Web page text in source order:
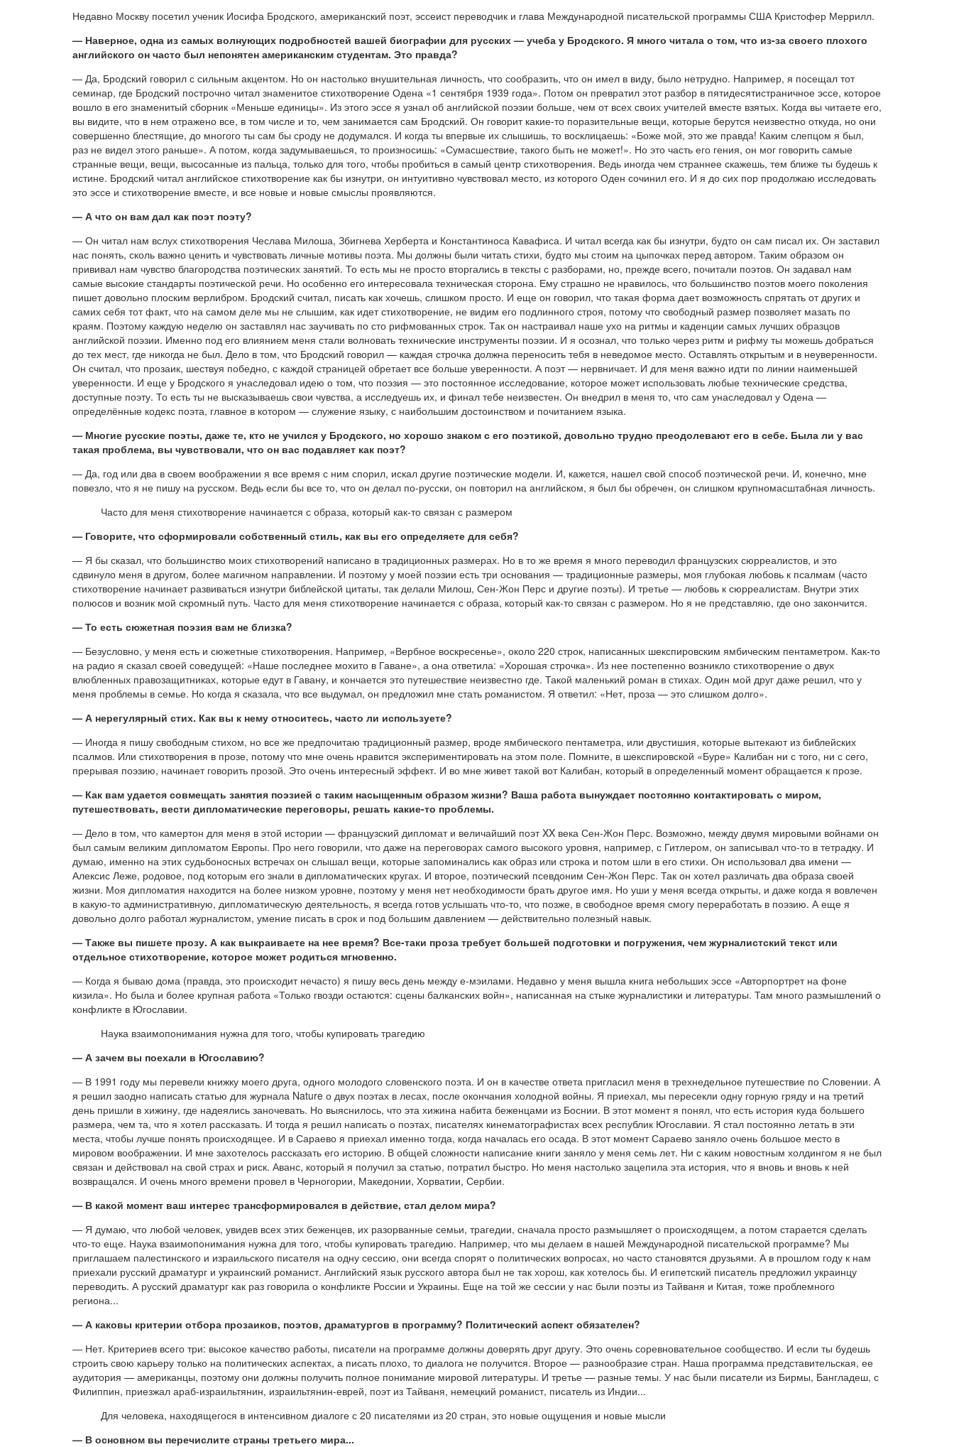
Недавно Москву посетил ученик Иосифа Бродского, американский поэт, эссеист переводчик и глава Международной писательской программы США Кристофер Меррилл.
— Наверное, одна из самых волнующих подробностей вашей биографии для русских — учеба у Бродского. Я много читала о том, что из-за своего плохого
английского он часто был непонятен американским студентам. Это правда?
— Да, Бродский говорил с сильным акцентом. Но он настолько внушительная личность, что сообразить, что он имел в виду, было нетрудно. Например, я посещал тот
семинар, где Бродский построчно читал знаменитое стихотворение Одена «1 сентября 1939 года». Потом он превратил этот разбор в пятидесятистраничное эссе, которое
вошло в его знаменитый сборник «Меньше единицы». Из этого эссе я узнал об английской поэзии больше, чем от всех своих учителей вместе взятых. Когда вы читаете его,
вы видите, что в нем отражено все, в том числе и то, чем занимается сам Бродский. Он говорит какие-то поразительные вещи, которые берутся неизвестно откуда, но они
совершенно блестящие, до многого ты сам бы сроду не додумался. И когда ты впервые их слышишь, то восклицаешь: «Боже мой, это же правда! Каким слепцом я был,
раз не видел этого раньше». А потом, когда задумываешься, то произносишь: «Сумасшествие, такого быть не может!». Но это часть его гения, он мог говорить самые
странные вещи, вещи, высосанные из пальца, только для того, чтобы пробиться в самый центр стихотворения. Ведь иногда чем страннее скажешь, тем ближе ты будешь к
истине. Бродский читал английское стихотворение как бы изнутри, он интуитивно чувствовал место, из которого Оден сочинил его. И я до сих пор продолжаю исследовать
это эссе и стихотворение вместе, и все новые и новые смыслы проявляются.
— А что он вам дал как поэт поэту?
— Он читал нам вслух стихотворения Чеслава Милоша, Збигнева Херберта и Константиноса Кавафиса. И читал всегда как бы изнутри, будто он сам писал их. Он заставил
нас понять, сколь важно ценить и чувствовать личные мотивы поэта. Мы должны были читать стихи, будто мы стоим на цыпочках перед автором. Таким образом он
прививал нам чувство благородства поэтических занятий. То есть мы не просто вторгались в тексты с разборами, но, прежде всего, почитали поэтов. Он задавал нам
самые высокие стандарты поэтической речи. Но особенно его интересовала техническая сторона. Ему страшно не нравилось, что большинство поэтов моего поколения
пишет довольно плоским верлибром. Бродский считал, писать как хочешь, слишком просто. И еще он говорил, что такая форма дает возможность спрятать от других и
самих себя тот факт, что на самом деле мы не слышим, как идет стихотворение, не видим его подлинного строя, потому что свободный размер позволяет мазать по
краям. Поэтому каждую неделю он заставлял нас заучивать по сто рифмованных строк. Так он настраивал наше ухо на ритмы и каденции самых лучших образцов
английской поэзии. Именно под его влиянием меня стали волновать технические инструменты поэзии. И я осознал, что только через ритм и рифму ты можешь добраться
до тех мест, где никогда не был. Дело в том, что Бродский говорил — каждая строчка должна переносить тебя в неведомое место. Оставлять открытым и в неуверенности.
Он считал, что прозаик, шествуя победно, с каждой страницей обретает все больше уверенности. А поэт — нервничает. И для меня важно идти по линии наименьшей
уверенности. И еще у Бродского я унаследовал идею о том, что поэзия — это постоянное исследование, которое может использовать любые технические средства,
доступные поэту. То есть ты не высказываешь свои чувства, а исследуешь их, и финал тебе неизвестен. Он внедрил в меня то, что сам унаследовал у Одена —
определённые кодекс поэта, главное в котором — служение языку, с наибольшим достоинством и почитанием языка.
— Многие русские поэты, даже те, кто не учился у Бродского, но хорошо знаком с его поэтикой, довольно трудно преодолевают его в себе. Была ли у вас
такая проблема, вы чувствовали, что он вас подавляет как поэт?
— Да, год или два в своем воображении я все время с ним спорил, искал другие поэтические модели. И, кажется, нашел свой способ поэтической речи. И, конечно, мне
повезло, что я не пишу на русском. Ведь если бы все то, что он делал по-русски, он повторил на английском, я был бы обречен, он слишком крупномасштабная личность.
Часто для меня стихотворение начинается с образа, который как-то связан с размером
— Говорите, что сформировали собственный стиль, как вы его определяете для себя?
— Я бы сказал, что большинство моих стихотворений написано в традиционных размерах. Но в то же время я много переводил французских сюрреалистов, и это
сдвинуло меня в другом, более магичном направлении. И поэтому у моей поэзии есть три основания — традиционные размеры, моя глубокая любовь к псалмам (часто
стихотворение начинает развиваться изнутри библейской цитаты, так делали Милош, Сен-Жон Перс и другие поэты). И третье — любовь к сюрреалистам. Внутри этих
полюсов и возник мой скромный путь. Часто для меня стихотворение начинается с образа, который как-то связан с размером. Но я не представляю, где оно закончится.
— То есть сюжетная поэзия вам не близка?
— Безусловно, у меня есть и сюжетные стихотворения. Например, «Вербное воскресенье», около 220 строк, написанных шекспировским ямбическим пентаметром. Как-то
на радио я сказал своей соведущей: «Наше последнее мохито в Гаване», а она ответила: «Хорошая строчка». Из нее постепенно возникло стихотворение о двух
влюбленных правозащитниках, которые едут в Гавану, и кончается это путешествие неизвестно где. Такой маленький роман в стихах. Один мой друг даже решил, что у
меня проблемы в семье. Но когда я сказала, что все выдумал, он предложил мне стать романистом. Я ответил: «Нет, проза — это слишком долго».
— А нерегулярный стих. Как вы к нему относитесь, часто ли используете?
— Иногда я пишу свободным стихом, но все же предпочитаю традиционный размер, вроде ямбического пентаметра, или двустишия, которые вытекают из библейских
псалмов. Или стихотворения в прозе, потому что мне очень нравится экспериментировать на этом поле. Помните, в шекспировской «Буре» Калибан ни с того, ни с сего,
прерывая поэзию, начинает говорить прозой. Это очень интересный эффект. И во мне живет такой вот Калибан, который в определенный момент обращается к прозе.
— Как вам удается совмещать занятия поэзией с таким насыщенным образом жизни? Ваша работа вынуждает постоянно контактировать с миром,
путешествовать, вести дипломатические переговоры, решать какие-то проблемы.
— Дело в том, что камертон для меня в этой истории — французский дипломат и величайший поэт XX века Сен-Жон Перс. Возможно, между двумя мировыми войнами он
был самым великим дипломатом Европы. Про него говорили, что даже на переговорах самого высокого уровня, например, с Гитлером, он записывал что-то в тетрадку. И
думаю, именно на этих судьбоносных встречах он слышал вещи, которые запоминались как образ или строка и потом шли в его стихи. Он использовал два имени —
Алексис Леже, родовое, под которым его знали в дипломатических кругах. И второе, поэтический псевдоним Сен-Жон Перс. Так он хотел различать два образа своей
жизни. Моя дипломатия находится на более низком уровне, поэтому у меня нет необходимости брать другое имя. Но уши у меня всегда открыты, и даже когда я вовлечен
в какую-то административную, дипломатическую деятельность, я всегда готов услышать что-то, что позже, в свободное время смогу переработать в поэзию. А еще я
довольно долго работал журналистом, умение писать в срок и под большим давлением — действительно полезный навык.
— Также вы пишете прозу. А как выкраиваете на нее время? Все-таки проза требует большей подготовки и погружения, чем журналистский текст или
отдельное стихотворение, которое может родиться мгновенно.
— Когда я бываю дома (правда, это происходит нечасто) я пишу весь день между е-мэилами. Недавно у меня вышла книга небольших эссе «Авторпортрет на фоне
кизила». Но была и более крупная работа «Только гвозди остаются: сцены балканских войн», написанная на стыке журналистики и литературы. Там много размышлений о
конфликте в Югославии.
Наука взаимопонимания нужна для того, чтобы купировать трагедию
— А зачем вы поехали в Югославию?
— В 1991 году мы перевели книжку моего друга, одного молодого словенского поэта. И он в качестве ответа пригласил меня в трехнедельное путешествие по Словении. А
я решил заодно написать статью для журнала Nature о двух поэтах в лесах, после окончания холодной войны. Я приехал, мы пересекли одну горную гряду и на третий
день пришли в хижину, где надеялись заночевать. Но выяснилось, что эта хижина набита беженцами из Боснии. В этот момент я понял, что есть история куда большего
размера, чем та, что я хотел рассказать. И тогда я решил написать о поэтах, писателях кинематографистах всех республик Югославии. Я стал постоянно летать в эти
места, чтобы лучше понять происходящее. И в Сараево я приехал именно тогда, когда началась его осада. В этот момент Сараево заняло очень большое место в
мировом воображении. И мне захотелось рассказать его историю. В общей сложности написание книги заняло у меня семь лет. Ни с каким новостным холдингом я не был
связан и действовал на свой страх и риск. Аванс, который я получил за статью, потратил быстро. Но меня настолько зацепила эта история, что я вновь и вновь к ней
возвращался. И очень много времени провел в Черногории, Македонии, Хорватии, Сербии.
— В какой момент ваш интерес трансформировался в действие, стал делом мира?
— Я думаю, что любой человек, увидев всех этих беженцев, их разорванные семьи, трагедии, сначала просто размышляет о происходящем, а потом старается сделать
что-то еще. Наука взаимопонимания нужна для того, чтобы купировать трагедию. Например, что мы делаем в нашей Международной писательской программе? Мы
приглашаем палестинского и израильского писателя на одну сессию, они всегда спорят о политических вопросах, но часто становятся друзьями. А в прошлом году к нам
приехали русский драматург и украинский романист. Английский язык русского автора был не так хорош, как хотелось бы. И египетский писатель предложил украинцу
переводить. А русский драматург как раз говорила о конфликте России и Украины. Еще на той же сессии у нас были поэты из Тайваня и Китая, тоже проблемного
региона...
— А каковы критерии отбора прозаиков, поэтов, драматургов в программу? Политический аспект обязателен?
— Нет. Критериев всего три: высокое качество работы, писатели на программе должны доверять друг другу. Это очень соревновательное сообщество. И если ты будешь
строить свою карьеру только на политических аспектах, а писать плохо, то диалога не получится. Второе — разнообразие стран. Наша программа представительская, ее
аудитория — американцы, поэтому они должны получить полное понимание мировой литературы. И третье — разные темы. У нас были писатели из Бирмы, Бангладеш, с
Филиппин, приезжал араб-израильтянин, израильтянин-еврей, поэт из Тайваня, немецкий романист, писатель из Индии...
Для человека, находящегося в интенсивном диалоге с 20 писателями из 20 стран, это новые ощущения и новые мысли
— В основном вы перечислите страны третьего мира...